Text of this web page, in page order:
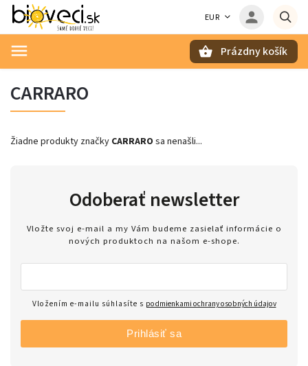
EUR
Prázdny košík
CARRARO
Žiadne produkty značky CARRARO sa nenašli...
Odoberať newsletter
Vložte svoj e-mail a my Vám budeme zasielať informácie o
nových produktoch na našom e-shope.
Vložením e-mailu súhlasíte s podmienkami ochrany osobných údajov
Prihlásiť sa